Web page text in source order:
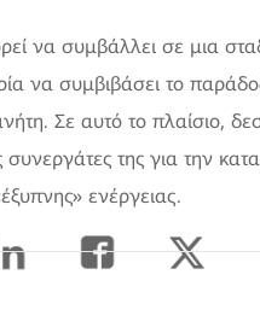
να συμβάλλει σε μια
να συμβιβάσει το
Σε αυτό το πλαίσιο,
συνεργάτες της για την
ενέργειας.